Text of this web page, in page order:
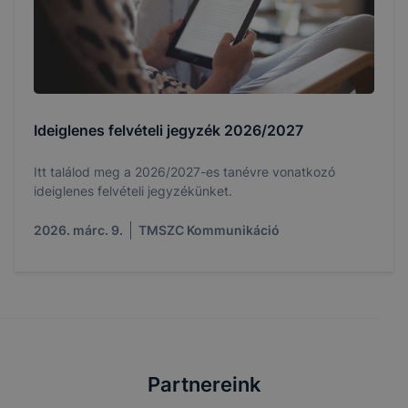
Ideiglenes felvételi jegyzék 2026/2027
Itt találod meg a 2026/2027-es tanévre vonatkozó
ideiglenes felvételi jegyzékünket.
2026. márc. 9. TMSZC Kommunikáció
Partnereink